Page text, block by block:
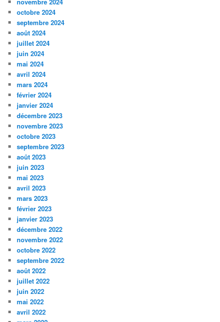
octobre 2024
septembre 2024
août 2024
juillet 2024
juin 2024
mai 2024
avril 2024
mars 2024
février 2024
janvier 2024
décembre 2023
novembre 2023
octobre 2023
septembre 2023
août 2023
juin 2023
mai 2023
avril 2023
mars 2023
février 2023
janvier 2023
décembre 2022
novembre 2022
octobre 2022
septembre 2022
août 2022
juillet 2022
juin 2022
mai 2022
avril 2022